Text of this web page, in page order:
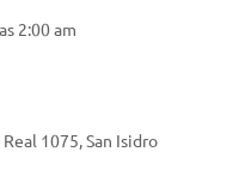
2:00 am
1075, San Isidro